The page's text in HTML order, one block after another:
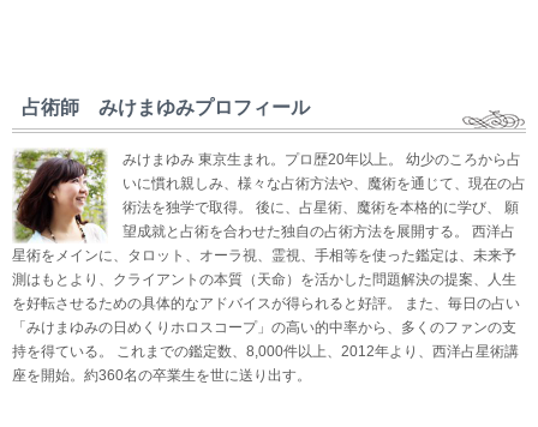
占術師 みけまゆみプロフィール
みけまゆみ 東京生まれ。プロ歴20年以上。 幼少のころから占
いに慣れ親しみ、様々な占術方法や、魔術を通じて、現在の占
術法を独学で取得。 後に、占星術、魔術を本格的に学び、 願
望成就と占術を合わせた独自の占術方法を展開する。 西洋占
星術をメインに、タロット、オーラ視、霊視、手相等を使った鑑定は、未来予
測はもとより、クライアントの本質（天命）を活かした問題解決の提案、人生
を好転させるための具体的なアドバイスが得られると好評。 また、毎日の占い
「みけまゆみの日めくりホロスコープ」の高い的中率から、多くのファンの支
持を得ている。 これまでの鑑定数、8,000件以上、2012年より、西洋占星術講
座を開始。約360名の卒業生を世に送り出す。